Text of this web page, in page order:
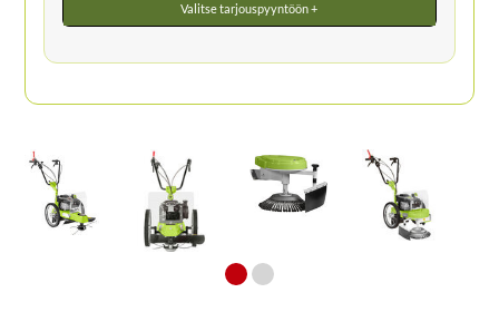
Valitse tarjouspyyntöön +